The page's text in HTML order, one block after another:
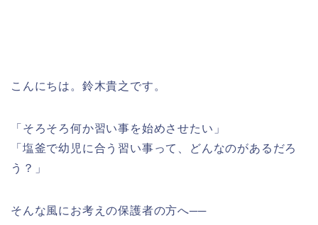
こんにちは。鈴木貴之です。
「そろそろ何か習い事を始めさせたい」
「塩釜で幼児に合う習い事って、どんなのがあるだろ
う？」
そんな風にお考えの保護者の方へ──